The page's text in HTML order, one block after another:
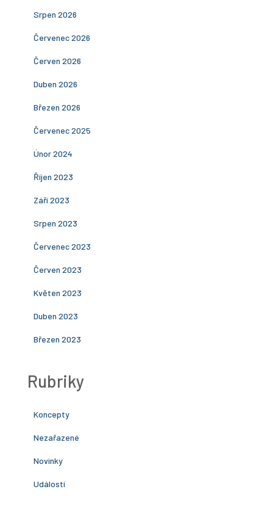
Srpen 2026
Červenec 2026
Červen 2026
Duben 2026
Březen 2026
Červenec 2025
Únor 2024
Říjen 2023
Září 2023
Srpen 2023
Červenec 2023
Červen 2023
Květen 2023
Duben 2023
Březen 2023
Rubriky
Koncepty
Nezařazené
Novinky
Události